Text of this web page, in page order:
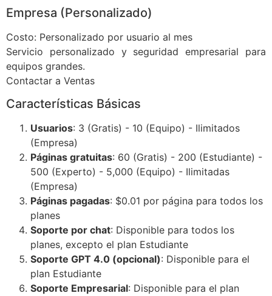
Empresa (Personalizado)
Costo: Personalizado por usuario al mes
Servicio personalizado y seguridad empresarial para
equipos grandes.
Contactar a Ventas
Características Básicas
Usuarios: 3 (Gratis) - 10 (Equipo) - Ilimitados
(Empresa)
Páginas gratuitas: 60 (Gratis) - 200 (Estudiante) -
500 (Experto) - 5,000 (Equipo) - Ilimitadas
(Empresa)
Páginas pagadas: $0.01 por página para todos los
planes
Soporte por chat: Disponible para todos los
planes, excepto el plan Estudiante
Soporte GPT 4.0 (opcional): Disponible para el
plan Estudiante
Soporte Empresarial: Disponible para el plan